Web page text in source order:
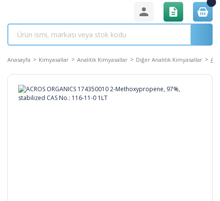
Anasayfa Kimyasallar Analitik Kimyasallar Diğer Analitik Kimyasallar